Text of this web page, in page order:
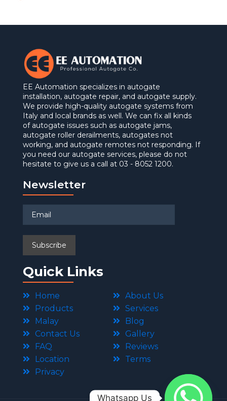
EE Automation specializes in autogate
installation, autogate repair, and autogate supply.
We provide high-quality autogate systems from
Italy and local brands as well. We can fix all kinds
of autogate issues such as autogate jams,
autogate roller derailments, autogates not
working, and autogate remotes not responding. If
you need our autogate services, please do not
hesitate to give us a call at 03 - 8052 1200.
Newsletter
Quick Links
Home
About Us
Products
Services
Malay
Blog
Contact Us
Gallery
FAQ
Reviews
Location
Terms
Privacy
Whatsapp Us